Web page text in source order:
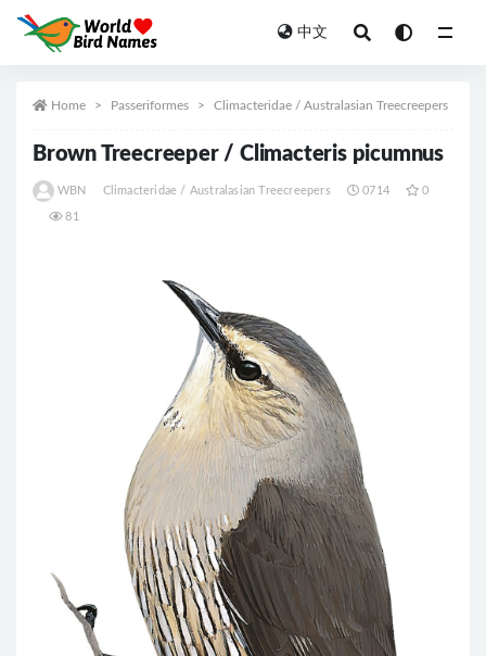
中文
Home Passeriformes Climacteridae / Australasian Treecreepers
Brown Treecreeper / Climacteris picumnus
WBN Climacteridae / Australasian Treecreepers 0714 0
81